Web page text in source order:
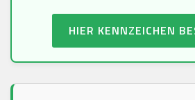
HIER KENNZEICHEN